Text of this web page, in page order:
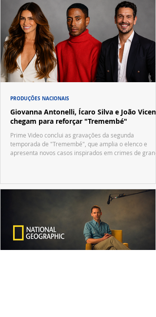
Giovanna Antonelli, Ícaro Silva e João
chegam para reforçar "Tremembé"
Prime Video conclui as gravações da segunda
temporada de "Tremembé", que amplia o elenco e
apresenta novos casos inspirados em crimes de
PRODUÇÕES NACIONAIS